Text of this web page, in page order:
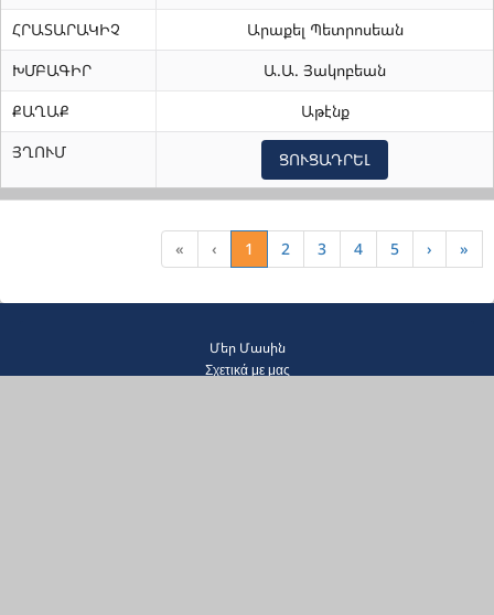
« ‹ 1 2 3 4 5 › »
ՀՐԱՏԱՐԱԿԻՉ
Արաքել Պետրոսեան
ԽՄԲԱԳԻՐ
Ա.Ա. Յակոբեան
ՔԱՂԱՔ
Աթէնք
ՅՂՈՒՄ
ՑՈՒՑԱԴՐԵԼ
Մեր Մասին
Σχετικά με μας